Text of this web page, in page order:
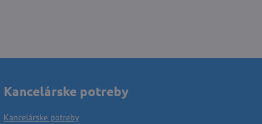
Kancelárske potreby
Kancelárske potreby